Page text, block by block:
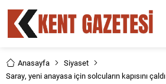
Anasayfa
Siyaset
Saray, yeni anayasa için solcuların kapısını çaldı